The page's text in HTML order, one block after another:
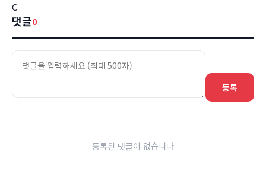
C
댓글0
등록
등록된 댓글이 없습니다